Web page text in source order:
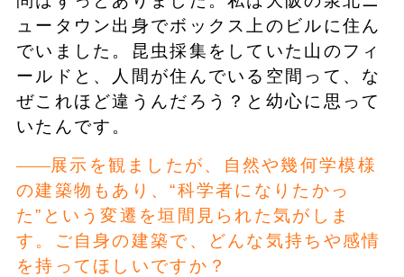
ュータウン出身でボックス上のビルに住ん
でいました。昆虫採集をしていた山のフィ
ールドと、人間が住んでいる空間って、な
ぜこれほど違うんだろう？と幼心に思って
いたんです。
展示を観ましたが、自然や幾何学模様
の建築物もあり、“科学者になりたかっ
た”という変遷を垣間見られた気がしま
す。ご自身の建築で、どんな気持ちや感情
を持ってほしいですか？